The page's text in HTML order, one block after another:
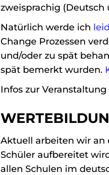
zweisprachig
Natürlich werde ich
Change Prozessen
und/oder zu spät
spät bemerkt wurden.
Infos zur
Aktuell arbeiten wir an
Schüler aufbereitet
allen Schulen im